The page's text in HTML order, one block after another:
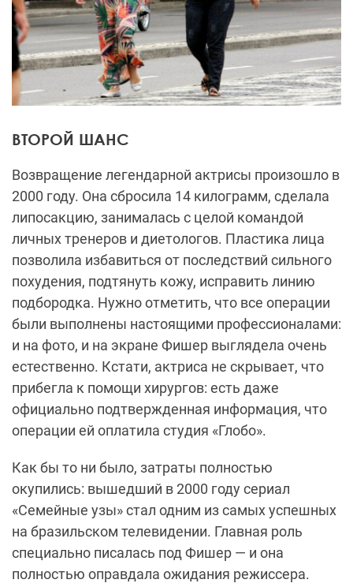
ВТОРОЙ ШАНС
Возвращение легендарной актрисы произошло в
2000 году. Она сбросила 14 килограмм, сделала
липосакцию, занималась с целой командой
личных тренеров и диетологов. Пластика лица
позволила избавиться от последствий сильного
похудения, подтянуть кожу, исправить линию
подбородка. Нужно отметить, что все операции
были выполнены настоящими профессионалами:
и на фото, и на экране Фишер выглядела очень
естественно. Кстати, актриса не скрывает, что
прибегла к помощи хирургов: есть даже
официально подтвержденная информация, что
операции ей оплатила студия «Глобо».
Как бы то ни было, затраты полностью
окупились: вышедший в 2000 году сериал
«Семейные узы» стал одним из самых успешных
на бразильском телевидении. Главная роль
специально писалась под Фишер — и она
полностью оправдала ожидания режиссера.